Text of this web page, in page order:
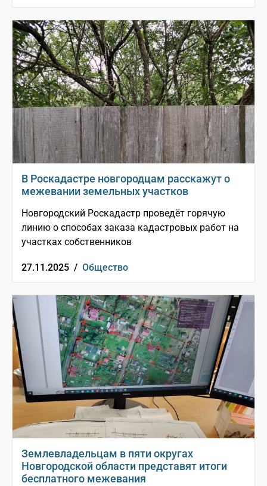
В Роскадастре новгородцам расскажут о
межевании земельных участков
Новгородский Роскадастр проведёт горячую
линию о способах заказа кадастровых работ на
участках собственников
27.11.2025 / Общество
Землевладельцам в пяти округах
Новгородской области представят итоги
бесплатного межевания